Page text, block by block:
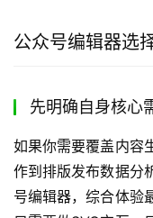
公众号编辑器选
先明确自身核心
如果你需要覆盖内容
作到排版发布数据分
号编辑器，综合体验